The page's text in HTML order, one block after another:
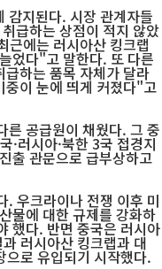
감지된다. 시장 관계자들
급하는 상점이 적지 않았
근에는 러시아산 킹크랩
었다"고 말한다. 또 다른
하는 품목 자체가 달라
이 눈에 띄게 커졌다"고
른 공급원이 채웠다. 그 중
·러시아·북한 3국 접경지
출 관문으로 급부상하고
. 우크라이나 전쟁 이후 미
물에 대한 규제를 강화하
했다. 반면 중국은 러시아
러시아산 킹크랩과 대
로 유입되기 시작했다.